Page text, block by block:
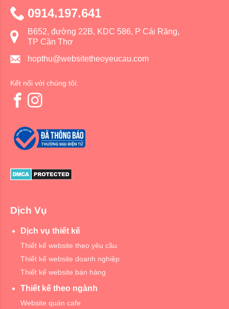
0914.197.641
B652, đường 22B, KDC 586, P Cái Răng,
TP Cần Thơ
hopthu@websitetheoyeucau.com
Kết nối với chúng tôi:
Dịch Vụ
Dịch vụ thiết kế
Thiết kế website theo yêu cầu
Thiết kế website doanh nghiệp
Thiết kế website bán hàng
Thiết kế theo ngành
Website quán cafe